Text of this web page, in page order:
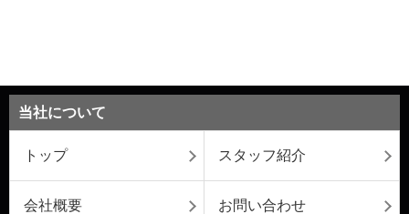
当社について
トップ スタッフ紹介
会社概要 お問い合わせ